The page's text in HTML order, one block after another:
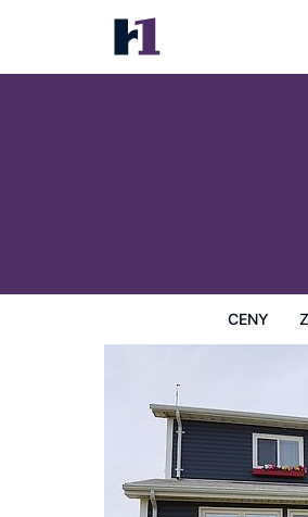
CENY
Whale Cove Inn
Ceny Zdjęcia